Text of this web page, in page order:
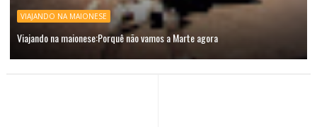
VIAJANDO NA MAIONESE
Viajando na maionese:Porquê não vamos a Marte agora